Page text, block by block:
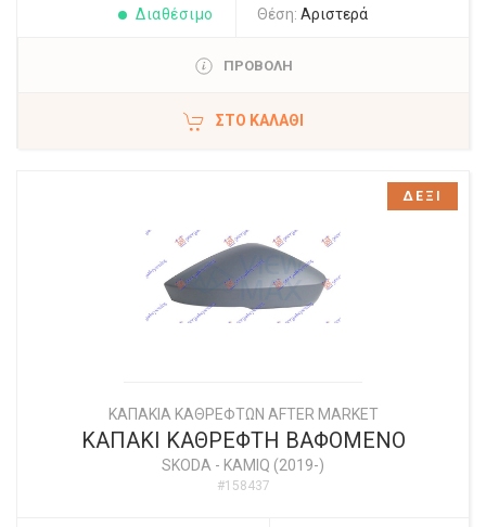
Διαθέσιμο Θέση: Αριστερά
ΠΡΟΒΟΛΗ
ΣΤΟ ΚΑΛΆΘΙ
ΚΑΠΑΚΙΑ ΚΑΘΡΕΦΤΩΝ AFTER MARKET
ΚΑΠΑΚΙ ΚΑΘΡΕΦΤΗ ΒΑΦΟΜΕΝΟ
SKODA - KAMIQ (2019-)
#158437
ΔΕΞΙ